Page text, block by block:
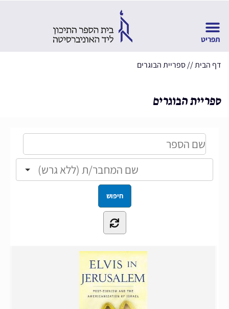
דף הבית//ספריית הבוגרים
ספריית הבוגרים